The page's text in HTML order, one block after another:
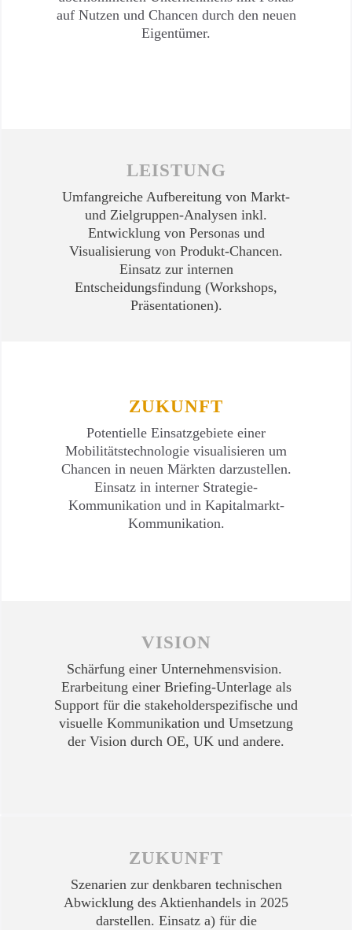
auf Nutzen und Chancen durch den neuen
Eigentümer.
LEISTUNG
Umfangreiche Aufbereitung von Markt-
und Zielgruppen-Analysen inkl.
Entwicklung von Personas und
Visualisierung von Produkt-Chancen.
Einsatz zur internen
Entscheidungsfindung (Workshops,
Präsentationen).
ZUKUNFT
Potentielle Einsatzgebiete einer
Mobilitätstechnologie visualisieren um
Chancen in neuen Märkten darzustellen.
Einsatz in interner Strategie-
Kommunikation und in Kapitalmarkt-
Kommunikation.
VISION
Schärfung einer Unternehmensvision.
Erarbeitung einer Briefing-Unterlage als
Support für die stakeholderspezifische und
visuelle Kommunikation und Umsetzung
der Vision durch OE, UK und andere.
ZUKUNFT
Szenarien zur denkbaren technischen
Abwicklung des Aktienhandels in 2025
darstellen. Einsatz a) für die